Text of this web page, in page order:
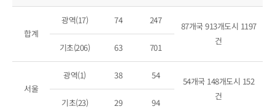
합계
광역(17) 74 247
87개국 913개도시 1197
건
기초(206) 63 701
서울
광역(1) 38 54
54개국 148개도시 152
건
기초(23) 29 94